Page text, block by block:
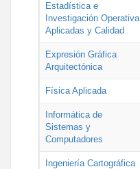
Estadística e
Investigación Operativa
Aplicadas y Calidad
Expresión Gráfica
Arquitectónica
Física Aplicada
Informática de
Sistemas y
Computadores
Ingeniería Cartográfica